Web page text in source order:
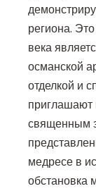
региона.
века
османской
отделкой и
приглашают
священным
медресе в
обстановка